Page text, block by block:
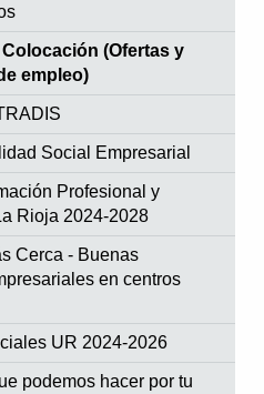
(Ofertas y
empleo)
Social Empresarial
Profesional y
Rioja 2024-2028
Cerca - Buenas
en centros
UR 2024-2026
podemos hacer por tu